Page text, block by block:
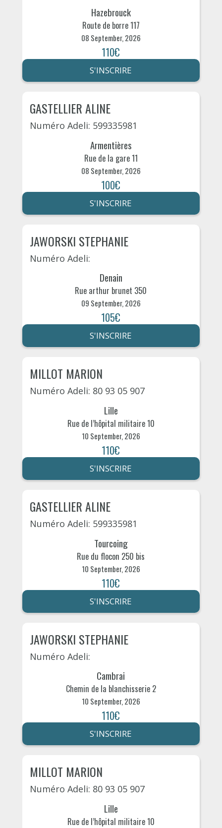
Hazebrouck
Route de borre 117
08 September, 2026
110€
S'INSCRIRE
GASTELLIER ALINE
Numéro Adeli: 599335981
Armentières
Rue de la gare 11
08 September, 2026
100€
S'INSCRIRE
JAWORSKI STEPHANIE
Numéro Adeli:
Denain
Rue arthur brunet 350
09 September, 2026
105€
S'INSCRIRE
MILLOT MARION
Numéro Adeli: 80 93 05 907
Lille
Rue de l’hôpital militaire 10
10 September, 2026
110€
S'INSCRIRE
GASTELLIER ALINE
Numéro Adeli: 599335981
Tourcoing
Rue du flocon 250 bis
10 September, 2026
110€
S'INSCRIRE
JAWORSKI STEPHANIE
Numéro Adeli:
Cambrai
Chemin de la blanchisserie 2
10 September, 2026
110€
S'INSCRIRE
MILLOT MARION
Numéro Adeli: 80 93 05 907
Lille
Rue de l’hôpital militaire 10